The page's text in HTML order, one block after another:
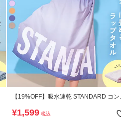
【19%OFF】吸水速乾 STANDARD コン
¥1,599 税込